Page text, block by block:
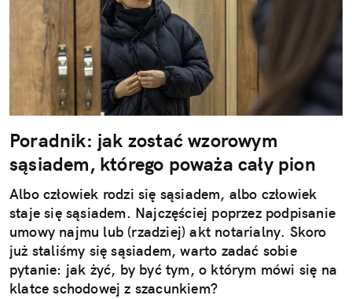
Poradnik: jak zostać wzorowym
sąsiadem, którego poważa cały pion
Albo człowiek rodzi się sąsiadem, albo człowiek
staje się sąsiadem. Najczęściej poprzez podpisanie
umowy najmu lub (rzadziej) akt notarialny. Skoro
już staliśmy się sąsiadem, warto zadać sobie
pytanie: jak żyć, by być tym, o którym mówi się na
klatce schodowej z szacunkiem?